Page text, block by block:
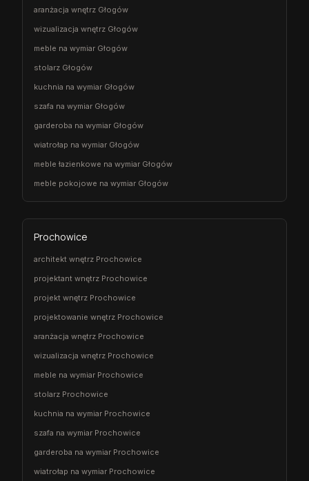
aranżacja wnętrz Głogów
wizualizacja wnętrz Głogów
meble na wymiar Głogów
stolarz Głogów
kuchnia na wymiar Głogów
szafa na wymiar Głogów
garderoba na wymiar Głogów
wiatrołap na wymiar Głogów
meble łazienkowe na wymiar Głogów
meble pokojowe na wymiar Głogów
Prochowice
architekt wnętrz Prochowice
projektant wnętrz Prochowice
projekt wnętrz Prochowice
projektowanie wnętrz Prochowice
aranżacja wnętrz Prochowice
wizualizacja wnętrz Prochowice
meble na wymiar Prochowice
stolarz Prochowice
kuchnia na wymiar Prochowice
szafa na wymiar Prochowice
garderoba na wymiar Prochowice
wiatrołap na wymiar Prochowice